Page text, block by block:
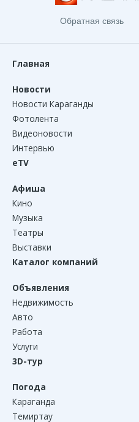
Обратная связь
Главная
Новости
Новости Караганды
Фотолента
Видеоновости
Интервью
eTV
Афиша
Кино
Музыка
Театры
Выставки
Каталог компаний
Объявления
Недвижимость
Авто
Работа
Услуги
3D-тур
Погода
Караганда
Темиртау